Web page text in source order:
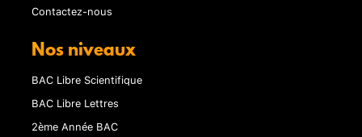
Contactez-nous
Nos niveaux
BAC Libre Scientifique
BAC Libre Lettres
2ème Année BAC